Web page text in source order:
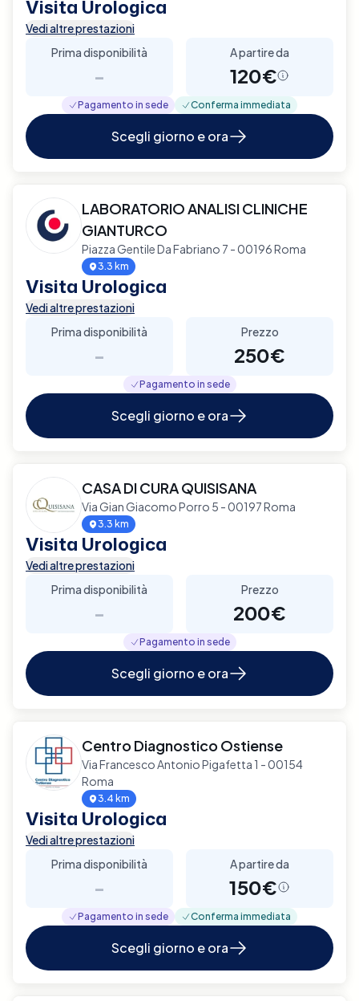
Visita Urologica
Vedi altre prestazioni
Prima disponibilità
-
A partire da
120€
Pagamento in sede Conferma immediata
Scegli giorno e ora
LABORATORIO ANALISI CLINICHE
GIANTURCO
Piazza Gentile Da Fabriano 7 - 00196 Roma
3.3 km
Visita Urologica
Vedi altre prestazioni
Prima disponibilità
-
Prezzo
250€
Pagamento in sede
Scegli giorno e ora
CASA DI CURA QUISISANA
Via Gian Giacomo Porro 5 - 00197 Roma
3.3 km
Visita Urologica
Vedi altre prestazioni
Prima disponibilità
-
Prezzo
200€
Pagamento in sede
Scegli giorno e ora
Centro Diagnostico Ostiense
Via Francesco Antonio Pigafetta 1 - 00154
Roma
3.4 km
Visita Urologica
Vedi altre prestazioni
Prima disponibilità
-
A partire da
150€
Pagamento in sede Conferma immediata
Scegli giorno e ora